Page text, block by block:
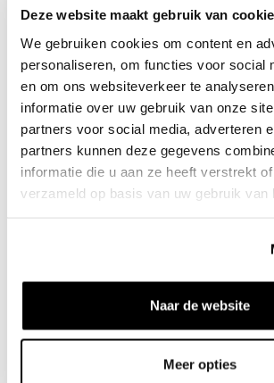
Deze website maakt gebruik van
We gebruiken cookies om content en
personaliseren, om functies voor social
en om ons websiteverkeer te
informatie over uw gebruik van onze
partners voor social media, adverteren
partners kunnen deze gegevens
informatie die u aan ze heeft verstrekt
verzameld op basis van uw gebruik van
Naar de website
Meer opties
/10 on Feedback Company
Need help?We're glad to help
info@bruut.nl Live chat
About this product
Related